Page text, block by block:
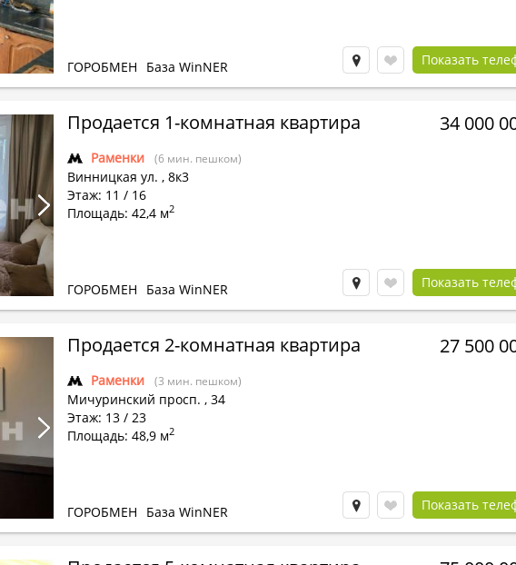
ГОРОБМЕН База WinNER Показать
Продается 1-комнатная квартира
Раменки (6 мин. пешком)
Винницкая ул. , 8к3
Этаж: 11 / 16
Площадь: 42,4 м2
34 000
ГОРОБМЕН База WinNER Показать
Продается 2-комнатная квартира
Раменки (3 мин. пешком)
Мичуринский просп. , 34
Этаж: 13 / 23
Площадь: 48,9 м2
27 500
ГОРОБМЕН База WinNER Показать